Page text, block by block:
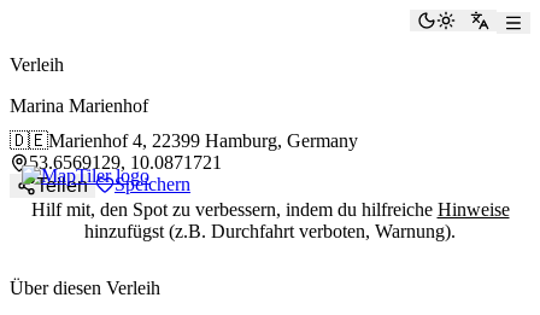
Zu
Verleih
Marina Marienhof
🇩🇪Marienhof 4, 22399 Hamburg, Germany
53.6569129, 10.0871721
Teilen
Speichern
Hilf mit, den Spot zu verbessern, indem du hilfreiche Hinweise
hinzufügst (z.B. Durchfahrt verboten, Warnung).
Über diesen Verleih